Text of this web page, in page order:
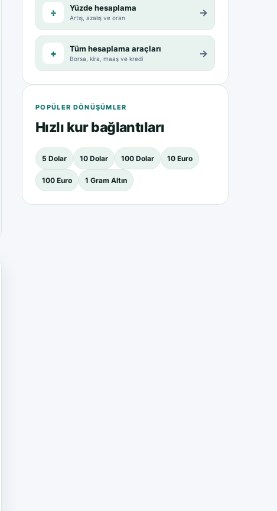
÷ Yüzde hesaplama
Artış, azalış ve oran →
+ Tüm hesaplama araçları
Borsa, kira, maaş ve kredi →
POPÜLER DÖNÜŞÜMLER
Hızlı kur bağlantıları
5 Dolar 10 Dolar 100 Dolar 10 Euro
100 Euro 1 Gram Altın